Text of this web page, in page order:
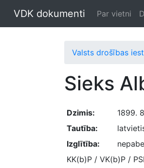
VDK dokumenti Par vietni
Valsts drošības
Sieks
Dzimis:
1899.
Tautība:
Izglītība:
KK(b)P / VK(b)P /